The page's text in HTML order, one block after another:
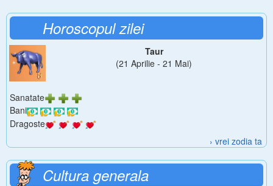
Horoscopul zilei
Taur
(21 Aprilie - 21 Mai)
Sanatate
Bani
Dragoste
› vrei zodia ta
Cultura generala